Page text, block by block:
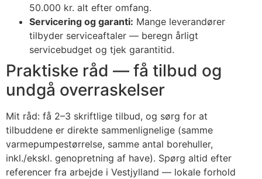
50.000 kr. alt efter omfang.
Servicering og garanti: Mange leverandører
tilbyder serviceaftaler — beregn årligt
servicebudget og tjek garantitid.
Praktiske råd — få tilbud og
undgå overraskelser
Mit råd: få 2–3 skriftlige tilbud, og sørg for at
tilbuddene er direkte sammenlignelige (samme
varmepumpestørrelse, samme antal borehuller,
inkl./ekskl. genopretning af have). Spørg altid efter
referencer fra arbejde i Vestjylland — lokale forhold